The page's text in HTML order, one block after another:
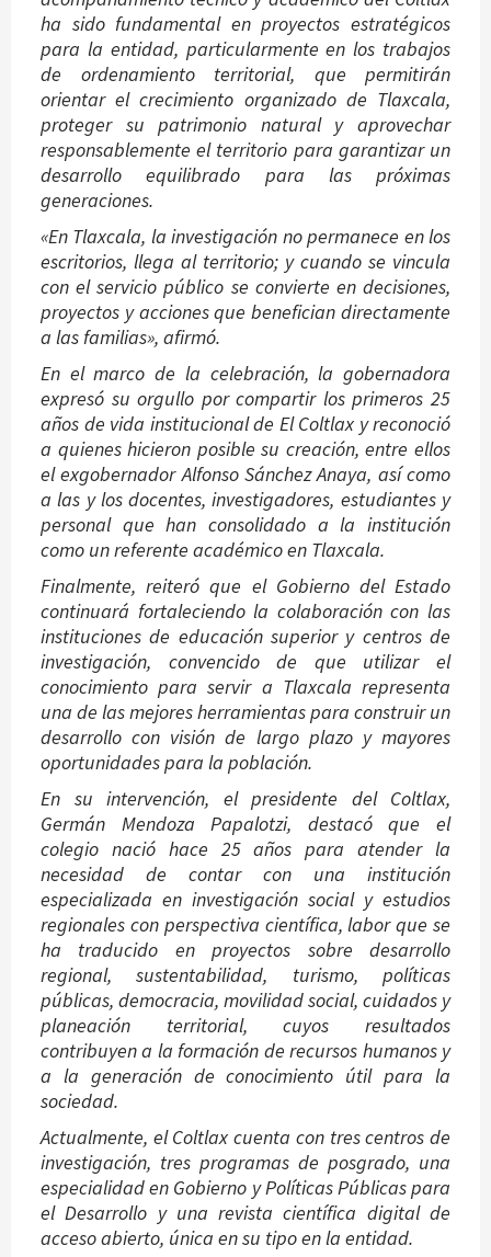
ha sido fundamental en proyectos estratégicos
para la entidad, particularmente en los trabajos
de ordenamiento territorial, que permitirán
orientar el crecimiento organizado de Tlaxcala,
proteger su patrimonio natural y aprovechar
responsablemente el territorio para garantizar un
desarrollo equilibrado para las próximas
generaciones.
«En Tlaxcala, la investigación no permanece en los
escritorios, llega al territorio; y cuando se vincula
con el servicio público se convierte en decisiones,
proyectos y acciones que benefician directamente
a las familias», afirmó.
En el marco de la celebración, la gobernadora
expresó su orgullo por compartir los primeros 25
años de vida institucional de El Coltlax y reconoció
a quienes hicieron posible su creación, entre ellos
el exgobernador Alfonso Sánchez Anaya, así como
a las y los docentes, investigadores, estudiantes y
personal que han consolidado a la institución
como un referente académico en Tlaxcala.
Finalmente, reiteró que el Gobierno del Estado
continuará fortaleciendo la colaboración con las
instituciones de educación superior y centros de
investigación, convencido de que utilizar el
conocimiento para servir a Tlaxcala representa
una de las mejores herramientas para construir un
desarrollo con visión de largo plazo y mayores
oportunidades para la población.
En su intervención, el presidente del Coltlax,
Germán Mendoza Papalotzi, destacó que el
colegio nació hace 25 años para atender la
necesidad de contar con una institución
especializada en investigación social y estudios
regionales con perspectiva científica, labor que se
ha traducido en proyectos sobre desarrollo
regional, sustentabilidad, turismo, políticas
públicas, democracia, movilidad social, cuidados y
planeación territorial, cuyos resultados
contribuyen a la formación de recursos humanos y
a la generación de conocimiento útil para la
sociedad.
Actualmente, el Coltlax cuenta con tres centros de
investigación, tres programas de posgrado, una
especialidad en Gobierno y Políticas Públicas para
el Desarrollo y una revista científica digital de
acceso abierto, única en su tipo en la entidad.